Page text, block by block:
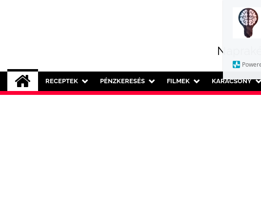
RECEPTEK PÉNZKERESÉS FILMEK KARÁCSONY